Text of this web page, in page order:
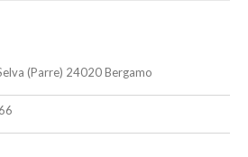
(Parre) 24020 Bergamo